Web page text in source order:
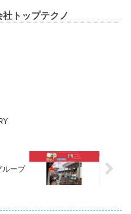
社トップテクノ
ループ